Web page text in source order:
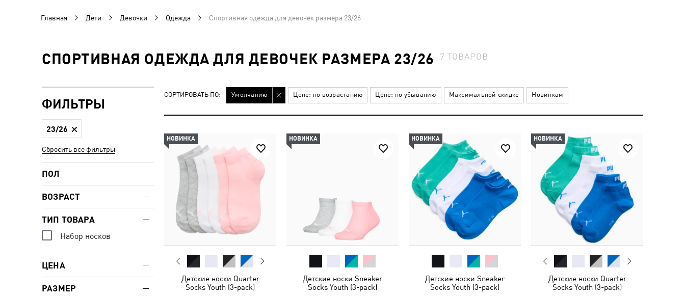
Главная Дети Девочки Одежда Спортивная одежда для девочек размера 23/26
СПОРТИВНАЯ ОДЕЖДА ДЛЯ ДЕВОЧЕК РАЗМЕРА 23/26 7 ТОВАРОВ
СОРТИРОВАТЬ ПО: Умолчанию Цене: по возрастанию Цене: по убыванию Максимальной скидке Новинкам
НОВИНКА
Детские носки Quarter
Socks Youth (3-pack)
НОВИНКА
Детские носки Sneaker
Socks Youth (3-pack)
НОВИНКА
Детские носки Sneaker
Socks Youth (3-pack)
НОВИНКА
Детские носки Quarter
Socks Youth (3-pack)
ФИЛЬТРЫ
23/26
Сбросить все фильтры
ПОЛ
ВОЗРАСТ
ТИП ТОВАРА
Набор носков
ЦЕНА
РАЗМЕР